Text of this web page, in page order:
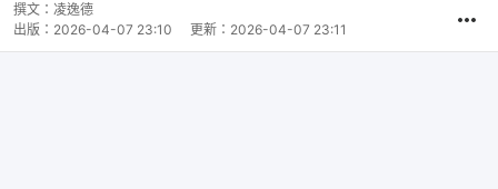
撰文： 凌逸德
出版： 2026-04-07 23:10 更新： 2026-04-07 23:11